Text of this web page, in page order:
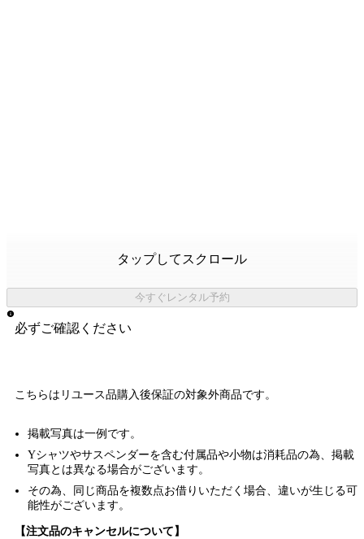
タップしてスクロール
今すぐレンタル予約
必ずご確認ください
こちらはリユース品購入後保証の対象外商品です。
掲載写真は一例です。
Yシャツやサスペンダーを含む付属品や小物は消耗品の為、掲載
写真とは異なる場合がございます。
その為、同じ商品を複数点お借りいただく場合、違いが生じる可
能性がございます。
【注文品のキャンセルについて】